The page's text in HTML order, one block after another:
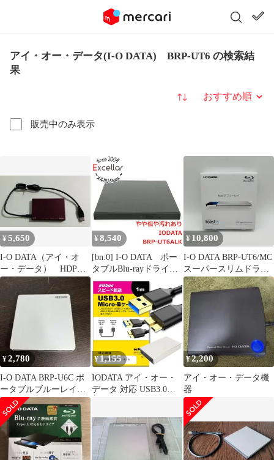
アイ・オー・データ(I-O DATA) BRP-UT6 の検索結
果
販売中のみ表示
並び替え
¥5,650
I-O DATA（アイ・オ
ー・データ） HDPC-
UT1.0BRB
¥ 8,540
[bn:0] I-O DATA ポー
タブルBlu-rayドライ
ブ BRP-UT6ALK
¥ 10,800
I-O DATA BRP-UT6/MC
スーパースリムドライ
ブ Toast15
¥2,780
I-O DATA BRP-U6C ポ
ータブルブルーレイデ
ィスクドライブ
¥1,155
IODATA アイ・オー・
データ 対応 USB3.0
ケーブル デジタルカメ
ラ 外付けHDD ポータ
ブルドライブ カメラ
¥2,200
アイ・オー・データ機
器